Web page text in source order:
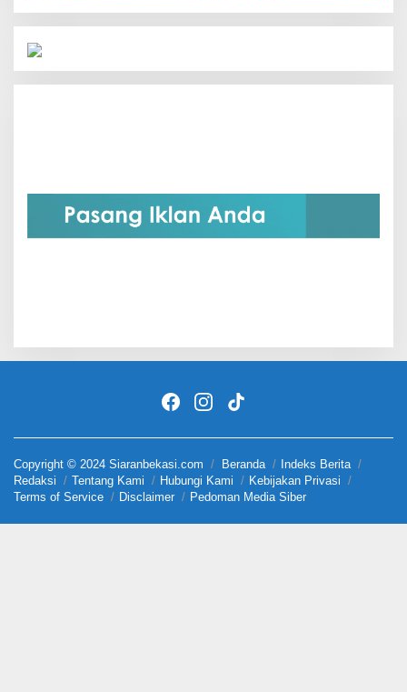
Copyright © 2024 Siaranbekasi.com Beranda
Indeks Berita
Redaksi
Tentang Kami Hubungi Kami
Kebijakan Privasi
Terms of Service
Disclaimer Pedoman Media Siber